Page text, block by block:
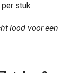
stuk
lood voor een